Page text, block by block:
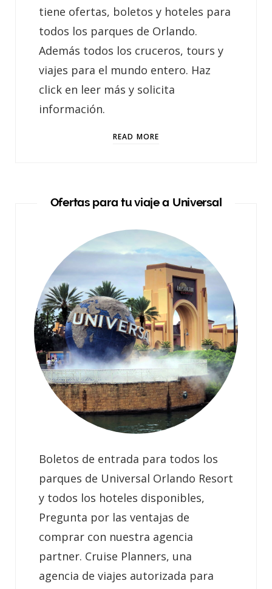
tiene ofertas, boletos y hoteles para
todos los parques de Orlando.
Además todos los cruceros, tours y
viajes para el mundo entero. Haz
click en leer más y solicita
información.
READ MORE
Ofertas para tu viaje a Universal
Boletos de entrada para todos los
parques de Universal Orlando Resort
y todos los hoteles disponibles,
Pregunta por las ventajas de
comprar con nuestra agencia
partner. Cruise Planners, una
agencia de viajes autorizada para